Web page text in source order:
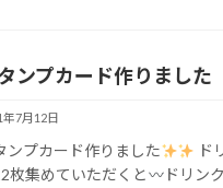
ンプカード作りました
年7月12日
ンプカード作りました
ド
枚集めていただくと
ドリン